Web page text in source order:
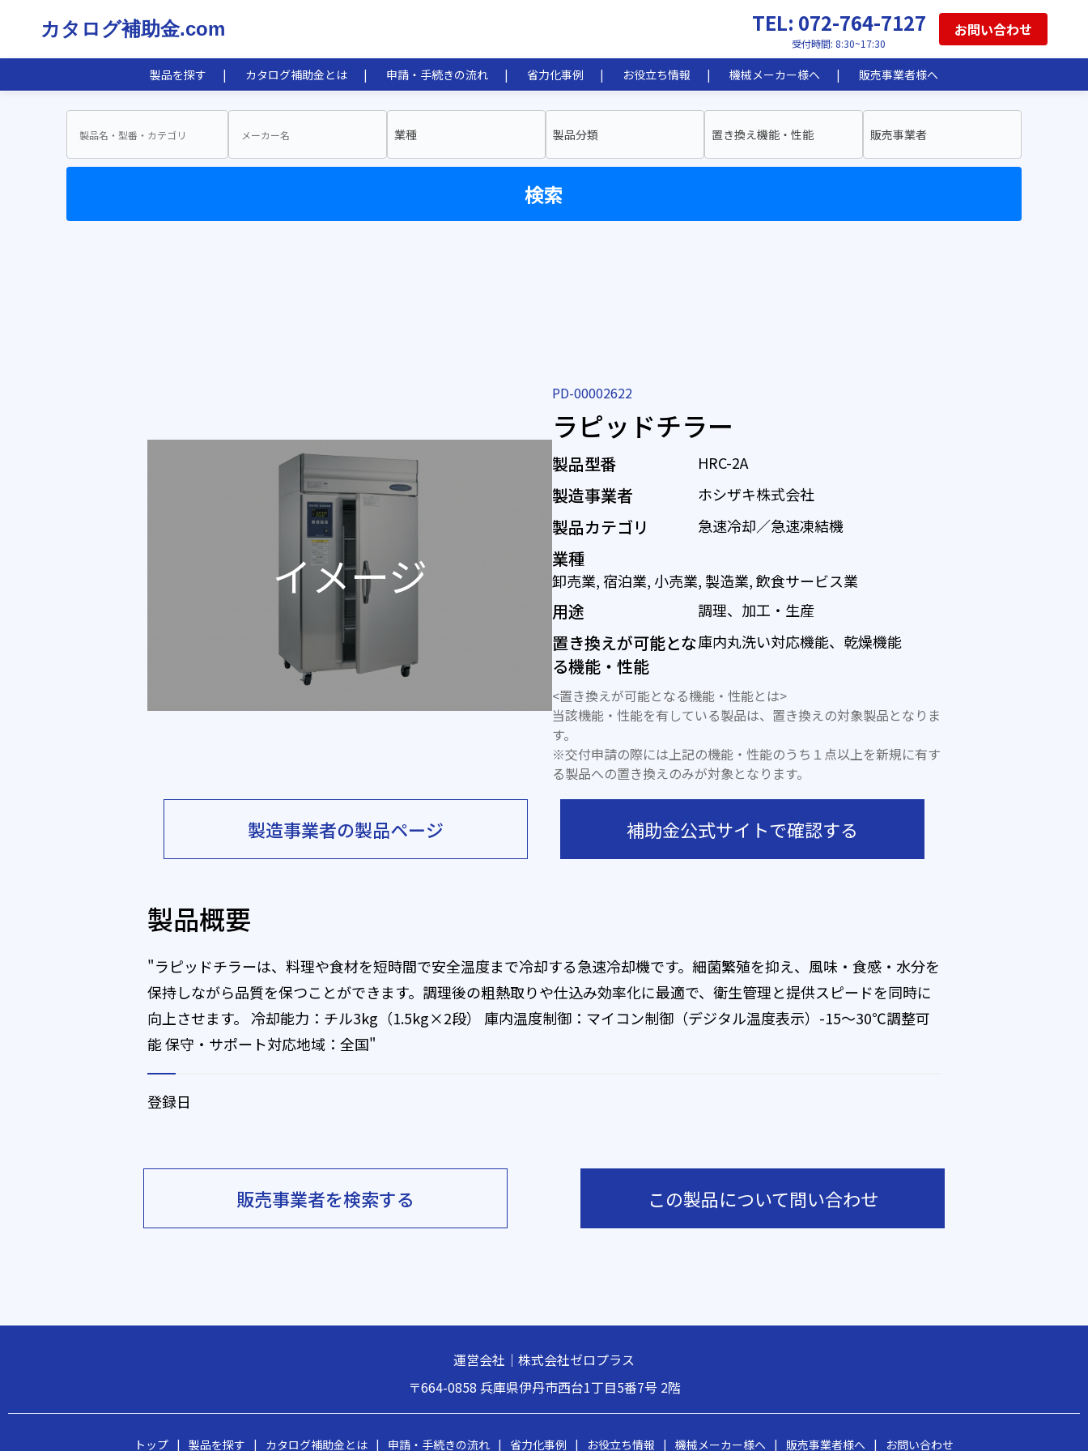
カタログ補助金.com TEL: 072-764-7127
受付時間: 8:30~17:30
お問い合わせ
製品を探す カタログ補助金とは 申請・手続きの流れ 省力化事例 お役立ち情報 機械メーカー様へ 販売事業者様へ
業種 製品分類 置き換え機能・性能 販売事業者
検索
PD-00002622
ラピッドチラー
製品型番 HRC-2A
製造事業者 ホシザキ株式会社
製品カテゴリ 急速冷却／急速凍結機
業種
卸売業, 宿泊業, 小売業, 製造業, 飲食サービス業
用途 調理、加工・生産
置き換えが可能とな
る機能・性能
庫内丸洗い対応機能、乾燥機能
<置き換えが可能となる機能・性能とは>
当該機能・性能を有している製品は、置き換えの対象製品となりま
す。
※交付申請の際には上記の機能・性能のうち１点以上を新規に有す
る製品への置き換えのみが対象となります。
製造事業者の製品ページ 補助金公式サイトで確認する
製品概要
"ラピッドチラーは、料理や食材を短時間で安全温度まで冷却する急速冷却機です。細菌繁殖を抑え、風味・食感・水分を
保持しながら品質を保つことができます。調理後の粗熱取りや仕込み効率化に最適で、衛生管理と提供スピードを同時に
向上させます。 冷却能力：チル3kg（1.5kg×2段） 庫内温度制御：マイコン制御（デジタル温度表示）-15～30℃調整可
能 保守・サポート対応地域：全国"
登録日
販売事業者を検索する この製品について問い合わせ
運営会社｜株式会社ゼロプラス
〒664-0858 兵庫県伊丹市西台1丁目5番7号 2階
トップ | 製品を探す | カタログ補助金とは | 申請・手続きの流れ | 省力化事例 | お役立ち情報 | 機械メーカー様へ | 販売事業者様へ | お問い合わせ